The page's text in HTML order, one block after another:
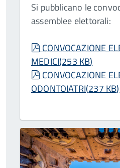
Si pubblicano le
assemblee elettorali:
pdf
CONVOCAZIONE
MEDICI(253 KB)
pdf
CONVOCAZIONE
ODONTOIATRI(237 KB)